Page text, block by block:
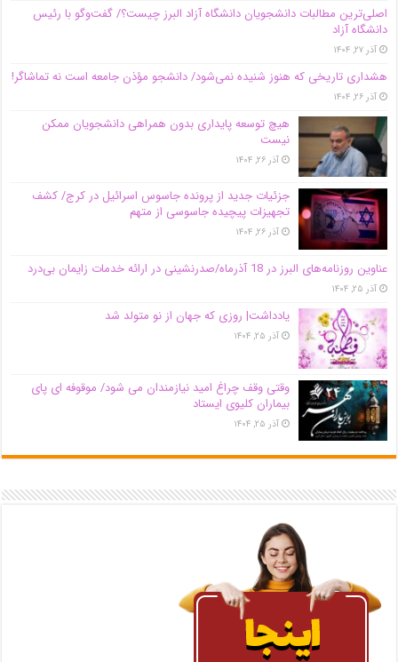
اصلی‌ترین مطالبات دانشجویان دانشگاه آزاد البرز چیست؟/ گفت‌وگو با رئیس
دانشگاه آز‌اد
آذر ۲۷, ۱۴۰۴
هشداری تاریخی که هنوز شنیده نمی‌شود/ دانشجو مؤذن جامعه است نه تماشاگر!
آذر ۲۶, ۱۴۰۴
هیچ توسعه پایداری بدون همراهی دانشجویان ممکن
نیست
آذر ۲۶, ۱۴۰۴
جزئیات جدید از پرونده جاسوس اسرائیل در کرج/‌ کشف
تجهیزات پیچیده جاسوسی از متهم
آذر ۲۶, ۱۴۰۴
عناوین روزنامه‌های البرز در ‌18 آذرماه/صدرنشینی در ارائه خدمات زایمان بی‌درد
آذر ۲۵, ۱۴۰۴
یادداشت| روزی که جهان از نو متولد شد
آذر ۲۵, ۱۴۰۴
وقتی وقف چراغ امید نیازمندان می شود/ موقوفه ای پای
بیماران کلیوی ایستاد
آذر ۲۵, ۱۴۰۴